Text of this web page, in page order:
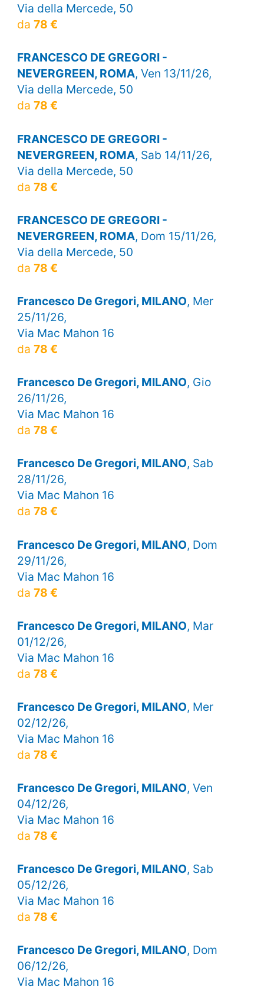
Via della Mercede, 50
da 78 €
FRANCESCO DE GREGORI -
NEVERGREEN, ROMA, Ven 13/11/26,
Via della Mercede, 50
da 78 €
FRANCESCO DE GREGORI -
NEVERGREEN, ROMA, Sab 14/11/26,
Via della Mercede, 50
da 78 €
FRANCESCO DE GREGORI -
NEVERGREEN, ROMA, Dom 15/11/26,
Via della Mercede, 50
da 78 €
Francesco De Gregori, MILANO, Mer
25/11/26,
Via Mac Mahon 16
da 78 €
Francesco De Gregori, MILANO, Gio
26/11/26,
Via Mac Mahon 16
da 78 €
Francesco De Gregori, MILANO, Sab
28/11/26,
Via Mac Mahon 16
da 78 €
Francesco De Gregori, MILANO, Dom
29/11/26,
Via Mac Mahon 16
da 78 €
Francesco De Gregori, MILANO, Mar
01/12/26,
Via Mac Mahon 16
da 78 €
Francesco De Gregori, MILANO, Mer
02/12/26,
Via Mac Mahon 16
da 78 €
Francesco De Gregori, MILANO, Ven
04/12/26,
Via Mac Mahon 16
da 78 €
Francesco De Gregori, MILANO, Sab
05/12/26,
Via Mac Mahon 16
da 78 €
Francesco De Gregori, MILANO, Dom
06/12/26,
Via Mac Mahon 16